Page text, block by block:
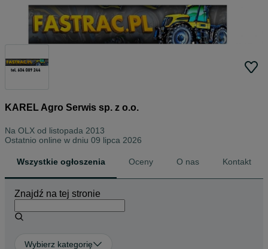
KAREL Agro Serwis sp. z o.o.
Na OLX od listopada 2013
Ostatnio online w dniu 09 lipca 2026
Wszystkie ogłoszenia Oceny O nas Kontakt
Znajdź na tej stronie
Wybierz kategorię